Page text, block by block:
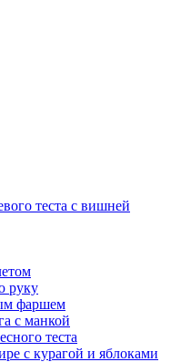
теста с вишней
руку
фаршем
с манкой
теста
с курагой и яблоками